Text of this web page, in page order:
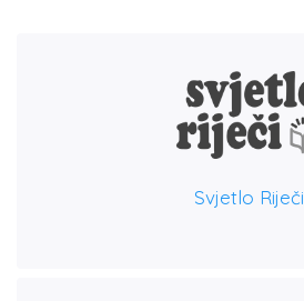
Svjetlo Riječi